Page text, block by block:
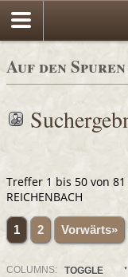
Auf den
Treffer 1 bis 50 von
REICHENBACH
1 2 Vorwärts»
COLUMNS: TOGGLE